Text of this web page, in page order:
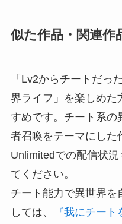
似た作品・関連作
「Lv2からチートだっ
界ライフ」を楽しめた
すめです。チート系の
者召喚をテーマにした
Unlimitedでの配信状
てください。
チート能力で異世界を
しては、
『我にチー